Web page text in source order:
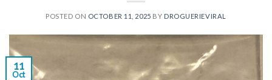
POSTED ON OCTOBER 11, 2025 BY DROGUERIEVIRAL
11
Oct